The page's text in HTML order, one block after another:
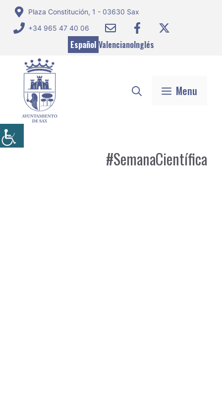
Saltar
contenido
Plaza Constitución, 1 - 03630 Sax
+34 965 47 40 06
Español ValencianoInglés
Menu
#SemanaCientífica